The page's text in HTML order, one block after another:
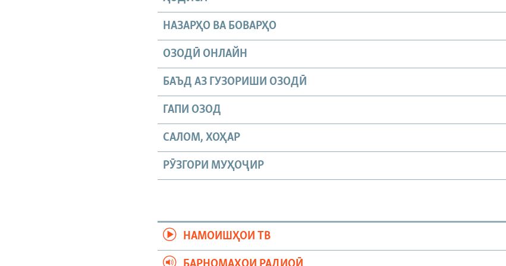
НАЗАРҲО ВА БОВАРҲО
ОЗОДӢ ОНЛАЙН
БАЪД АЗ ГУЗОРИШИ ОЗОДӢ
ГАПИ ОЗОД
САЛОМ, ХОҲАР
РӮЗГОРИ МУҲОҶИР
НАМОИШҲОИ ТВ